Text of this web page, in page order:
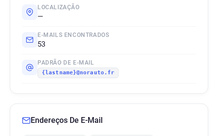
LOCALIZAÇÃO
—
E-MAILS ENCONTRADOS
53
PADRÃO DE E-MAIL
{lastname}@norauto.fr
Endereços De E-Mail